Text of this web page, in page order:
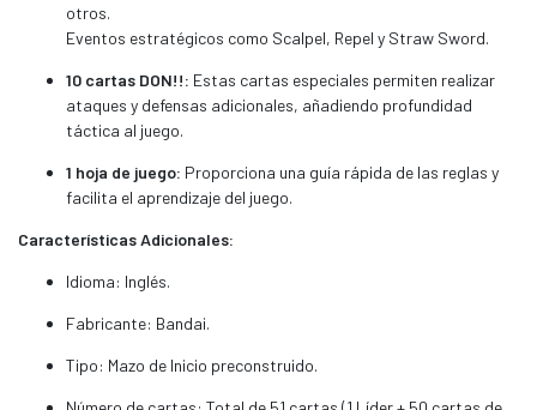
otros.
Eventos estratégicos como Scalpel, Repel y Straw Sword.
10 cartas DON!!: Estas cartas especiales permiten realizar
ataques y defensas adicionales, añadiendo profundidad
táctica al juego.
1 hoja de juego: Proporciona una guía rápida de las reglas y
facilita el aprendizaje del juego.
Características Adicionales:
Idioma: Inglés.
Fabricante: Bandai.
Tipo: Mazo de Inicio preconstruido.